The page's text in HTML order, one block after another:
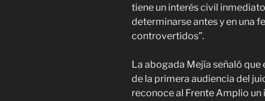
tiene un interés civil
determinarse antes y en una
controvertidos”.
La abogada Mejía señaló
de la primera audiencia del
reconoce al Frente Amplio